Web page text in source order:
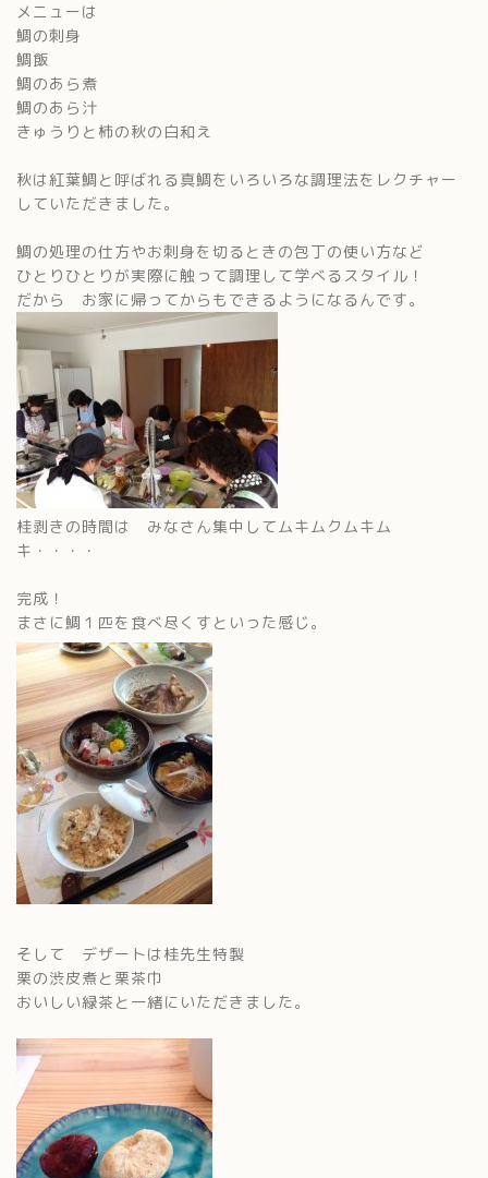
メニューは
鯛の刺身
鯛飯
鯛のあら煮
鯛のあら汁
きゅうりと柿の秋の白和え
秋は紅葉鯛と呼ばれる真鯛をいろいろな調理法をレクチャー
していただきました。
鯛の処理の仕方やお刺身を切るときの包丁の使い方など
ひとりひとりが実際に触って調理して学べるスタイル！
だから お家に帰ってからもできるようになるんです。
桂剥きの時間は みなさん集中してムキムクムキム
キ・・・・
完成！
まさに鯛１匹を食べ尽くすといった感じ。
そして デザートは桂先生特製
栗の渋皮煮と栗茶巾
おいしい緑茶と一緒にいただきました。